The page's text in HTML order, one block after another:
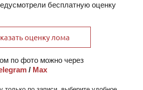
бесплатную оценку
оценку лома
по фото можно через
/ Max